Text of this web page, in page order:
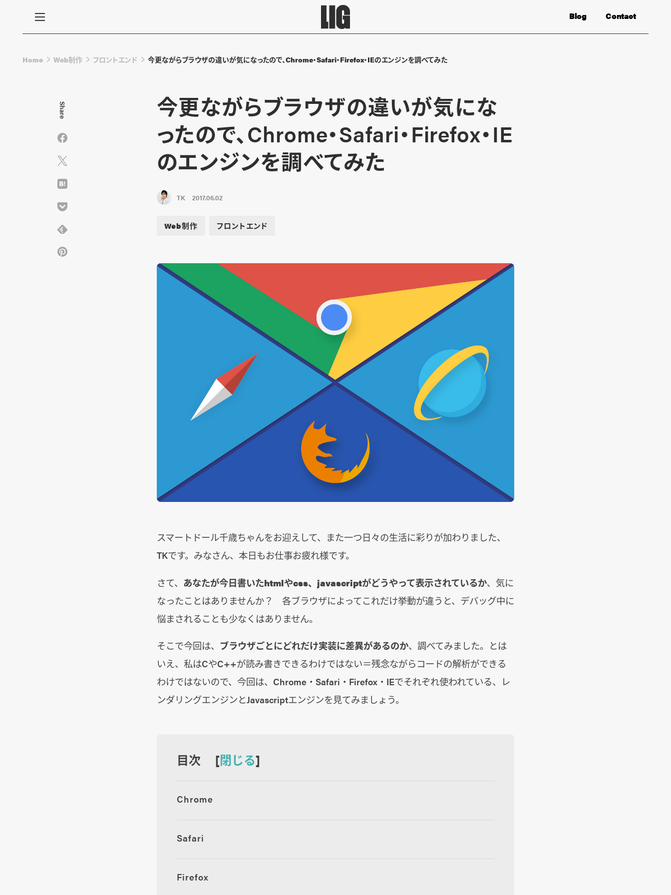
Contact
Blog
Home Web制作 フロントエンド 今更ながらブラウザの違いが気になったので、Chrome・Safari・Firefox・IEのエンジンを調べてみた
今更ながらブラウザの違いが気にな
ったので、Chrome・Safari・Firefox・IE
のエンジンを調べてみた
TK 2017.06.02
Web制作 フロントエンド
スマートドール千歳ちゃんをお迎えして、また一つ日々の生活に彩りが加わりました、
TKです。みなさん、本日もお仕事お疲れ様です。
さて、 あなたが今日書いたhtmlやcss、javascriptがどうやって表示されているか、気に
なったことはありませんか？ 各ブラウザによってこれだけ挙動が違うと、デバッグ中に
悩まされることも少なくはありません。
そこで今回は、 ブラウザごとにどれだけ実装に差異があるのか、調べてみました。とは
いえ、私はCやC++が読み書きできるわけではない＝残念ながらコードの解析ができる
わけではないので、今回は、Chrome・Safari・Firefox・IEでそれぞれ使われている、レ
ンダリングエンジンとJavascriptエンジンを見てみましょう。
目次 [閉じる]
Chrome
Safari
Firefox
Share